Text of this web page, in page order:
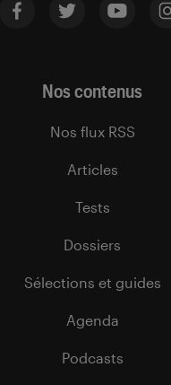
Nos contenus
Nos flux RSS
Articles
Tests
Dossiers
Sélections et guides
Agenda
Podcasts